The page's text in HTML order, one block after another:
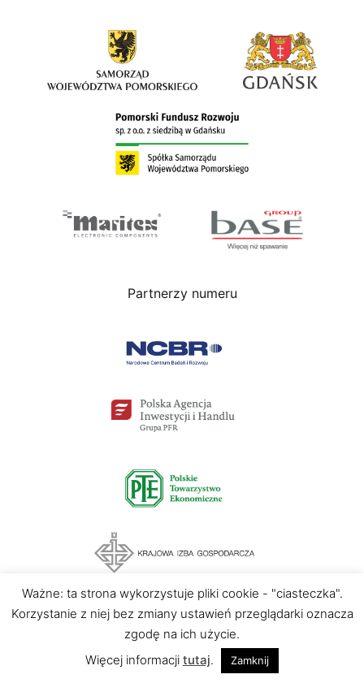
Partnerzy numeru
Ważne: ta strona wykorzystuje pliki cookie - "ciasteczka".
Korzystanie z niej bez zmiany ustawień przeglądarki oznacza
zgodę na ich użycie.
Więcej informacji tutaj. Zamknij